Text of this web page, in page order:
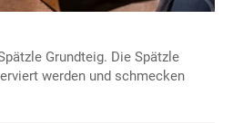
Grundteig. Die Spätzle
werden und schmecken